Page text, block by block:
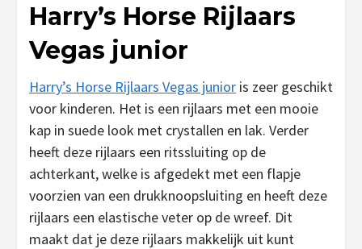
Harry’s Horse Rijlaars
Vegas junior
Harry’s Horse Rijlaars Vegas junior is zeer geschikt
voor kinderen. Het is een rijlaars met een mooie
kap in suede look met crystallen en lak. Verder
heeft deze rijlaars een ritssluiting op de
achterkant, welke is afgedekt met een flapje
voorzien van een drukknoopsluiting en heeft deze
rijlaars een elastische veter op de wreef. Dit
maakt dat je deze rijlaars makkelijk uit kunt